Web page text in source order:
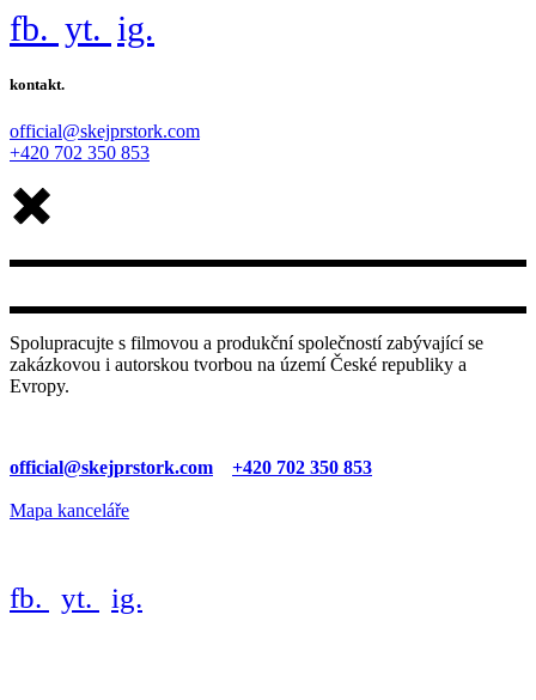
fb. yt. ig.
kontakt.
official@skejprstork.com
+420 702 350 853
Spolupracujte s filmovou a produkční společností zabývající se
zakázkovou i autorskou tvorbou na území České republiky a
Evropy.
official@skejprstork.com +420 702 350 853
Mapa kanceláře
fb. yt. ig.